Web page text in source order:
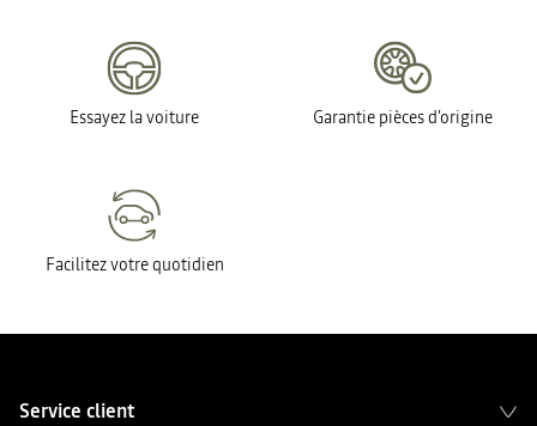
Essayez la voiture Garantie pièces d'origine
Facilitez votre quotidien
Service client